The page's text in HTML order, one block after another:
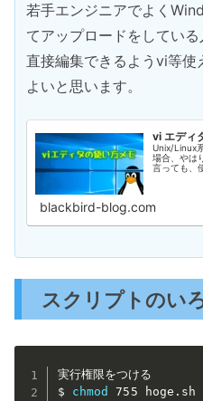
若手エンジニアでよく
てアップロードをしてい
直接編集できるようvi等
よいと思います。
vi エディ
Unix/Linux
場合、やは
言っても、
blackbird-blog.com
スクリプトのい
実行権限をつける
$ chmod 755 hoge.sh